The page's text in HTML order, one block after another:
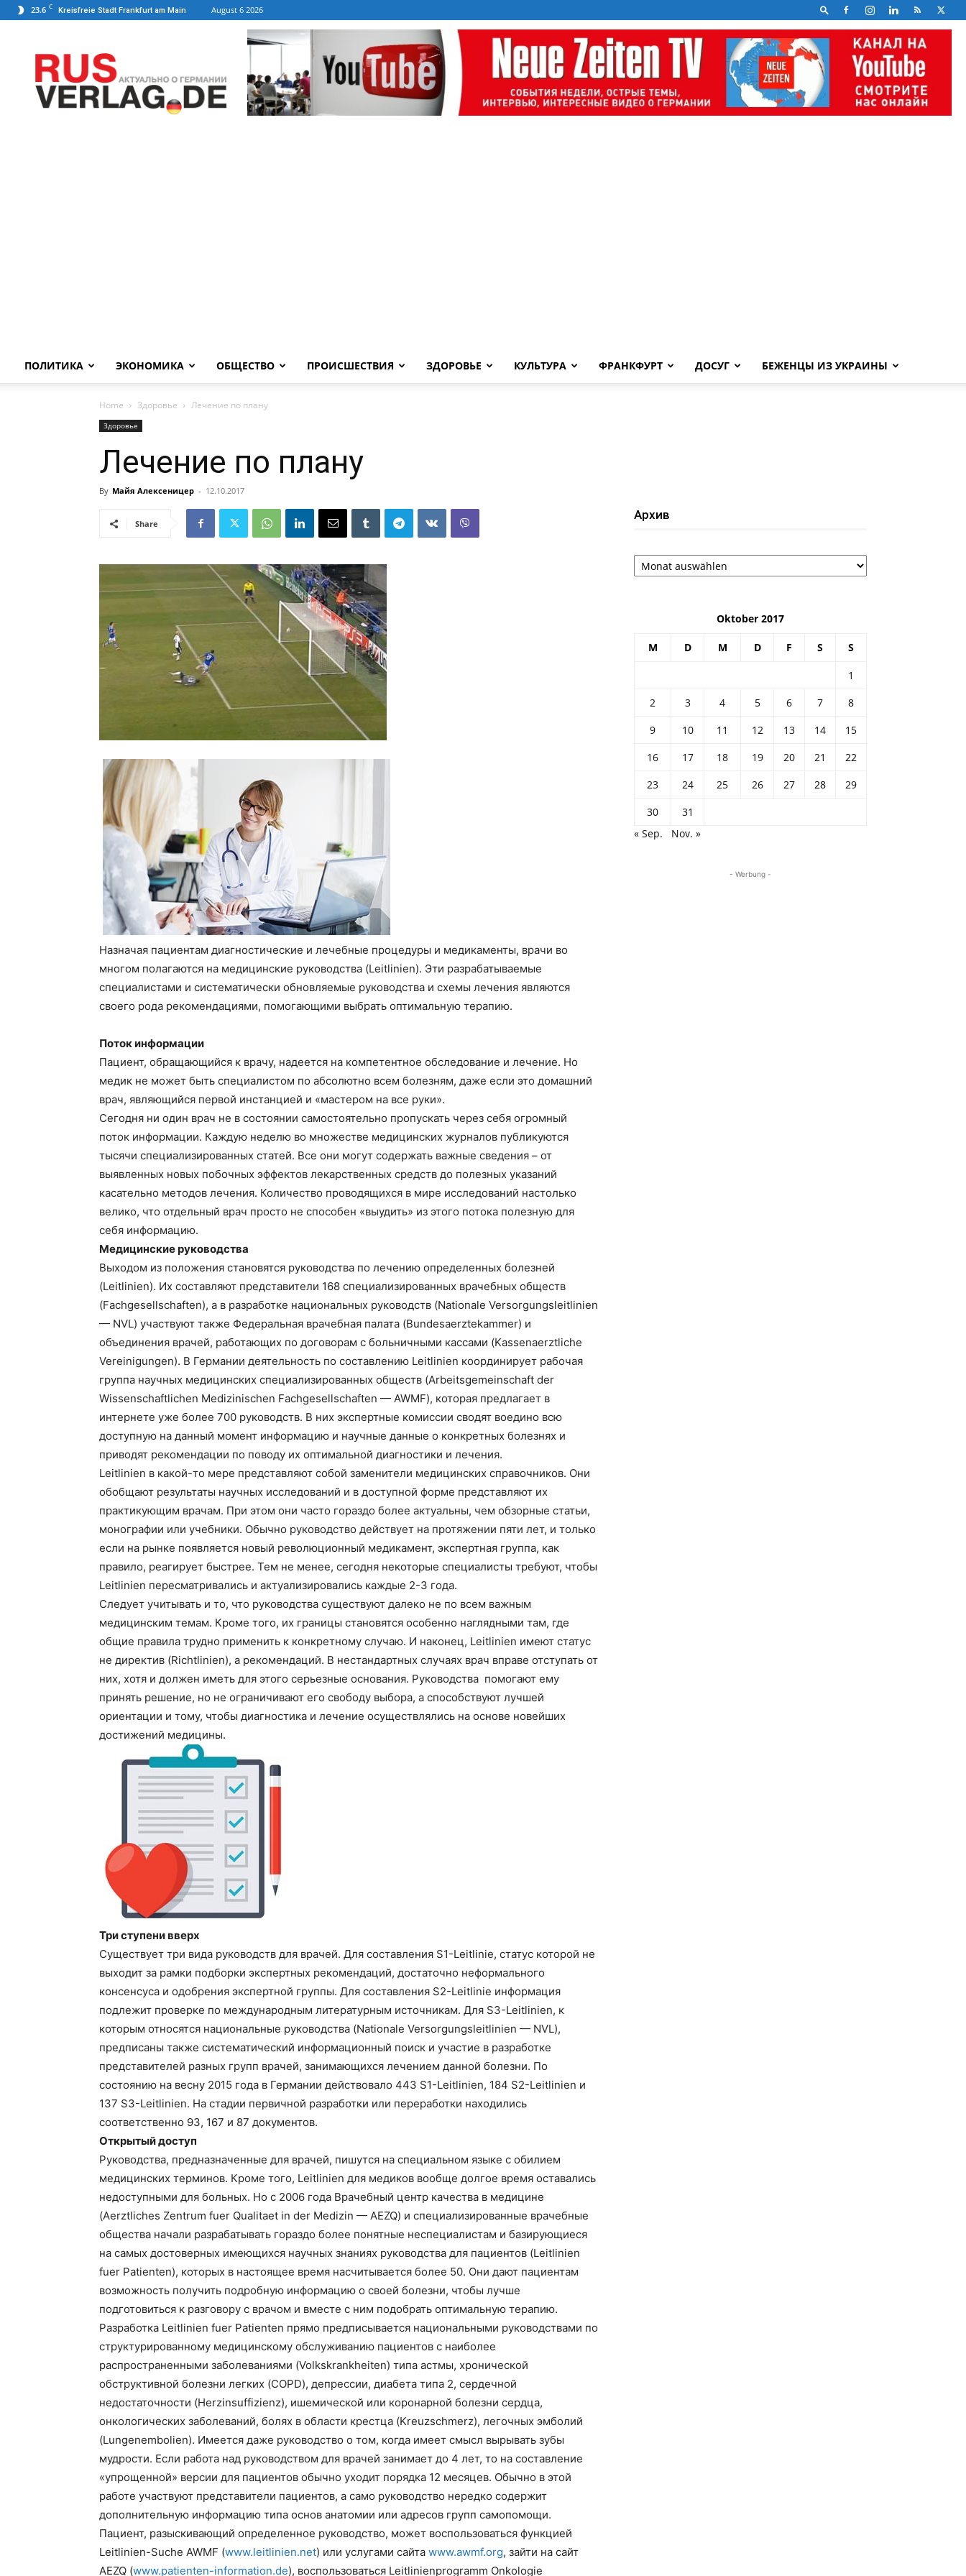
23.6 C Kreisfreie Stadt Frankfurt am Main August 6 2026
ПОЛИТИКА ЭКОНОМИКА ОБЩЕСТВО ПРОИСШЕСТВИЯ ЗДОРОВЬЕ КУЛЬТУРА ФРАНКФУРТ ДОСУГ БЕЖЕНЦЫ ИЗ УКРАИНЫ
Home Здоровье Лечение по плану
Здоровье
Лечение по плану
By Майя Алексеницер - 12.10.2017
Share
Назначая пациентам диагностические и лечебные процедуры и медикаменты, врачи во
многом полагаются на медицинские руководства (Leitlinien). Эти разрабатываемые
специалистами и систематически обновляемые руководства и схемы лечения являются
своего рода рекомендациями, помогающими выбрать оптимальную терапию.
Поток информации
Пациент, обращающийся к врачу, надеется на компетентное обследование и лечение. Но
медик не может быть специалистом по абсолютно всем болезням, даже если это домашний
врач, являющийся первой инстанцией и «мастером на все руки».
Сегодня ни один врач не в состоянии самостоятельно пропускать через себя огромный
поток информации. Каждую неделю во множестве медицинских журналов публикуются
тысячи специализированных статей. Все они могут содержать важные сведения – от
выявленных новых побочных эффектов лекарственных средств до полезных указаний
касательно методов лечения. Количество проводящихся в мире исследований настолько
велико, что отдельный врач просто не способен «выудить» из этого потока полезную для
себя информацию.
Медицинские руководства
Выходом из положения становятся руководства по лечению определенных болезней
(Leitlinien). Их составляют представители 168 специализированных врачебных обществ
(Fachgesellschaften), а в разработке национальных руководств (Nationale Versorgungsleitlinien
— NVL) участвуют также Федеральная врачебная палата (Bundesaerztekammer) и
объединения врачей, работающих по договорам с больничными кассами (Kassenaerztliche
Vereinigungen). В Германии деятельность по составлению Leitlinien координирует рабочая
группа научных медицинских специализированных обществ (Arbeitsgemeinschaft der
Wissenschaftlichen Medizinischen Fachgesellschaften — AWMF), которая предлагает в
интернете уже более 700 руководств. В них экспертные комиссии сводят воедино всю
доступную на данный момент информацию и научные данные о конкретных болезнях и
приводят рекомендации по поводу их оптимальной диагностики и лечения.
Leitlinien в какой-то мере представляют собой заменители медицинских справочников. Они
обобщают результаты научных исследований и в доступной форме представляют их
практикующим врачам. При этом они часто гораздо более актуальны, чем обзорные статьи,
монографии или учебники. Обычно руководство действует на протяжении пяти лет, и только
если на рынке появляется новый революционный медикамент, экспертная группа, как
правило, реагирует быстрее. Тем не менее, сегодня некоторые специалисты требуют, чтобы
Leitlinien пересматривались и актуализировались каждые 2-3 года.
Следует учитывать и то, что руководства существуют далеко не по всем важным
медицинским темам. Кроме того, их границы становятся особенно наглядными там, где
общие правила трудно применить к конкретному случаю. И наконец, Leitlinien имеют статус
не директив (Richtlinien), а рекомендаций. В нестандартных случаях врач вправе отступать от
них, хотя и должен иметь для этого серьезные основания. Руководства помогают ему
принять решение, но не ограничивают его свободу выбора, а способствуют лучшей
ориентации и тому, чтобы диагностика и лечение осуществлялись на основе новейших
достижений медицины.
Три ступени вверх
Существует три вида руководств для врачей. Для составления S1-Leitlinie, статус которой не
выходит за рамки подборки экспертных рекомендаций, достаточно неформального
консенсуса и одобрения экспертной группы. Для составления S2-Leitlinie информация
подлежит проверке по международным литературным источникам. Для S3-Leitlinien, к
которым относятся национальные руководства (Nationale Versorgungsleitlinien — NVL),
предписаны также систематический информационный поиск и участие в разработке
представителей разных групп врачей, занимающихся лечением данной болезни. По
состоянию на весну 2015 года в Германии действовало 443 S1-Leitlinien, 184 S2-Leitlinien и
137 S3-Leitlinien. На стадии первичной разработки или переработки находились
соответственно 93, 167 и 87 документов.
Открытый доступ
Руководства, предназначенные для врачей, пишутся на специальном языке с обилием
медицинских терминов. Кроме того, Leitlinien для медиков вообще долгое время оставались
недоступными для больных. Но с 2006 года Врачебный центр качества в медицине
(Aerztliches Zentrum fuer Qualitaet in der Medizin — AEZQ) и специализированные врачебные
общества начали разрабатывать гораздо более понятные неспециалистам и базирующиеся
на самых достоверных имеющихся научных знаниях руководства для пациентов (Leitlinien
fuer Patienten), которых в настоящее время насчитывается более 50. Они дают пациентам
возможность получить подробную информацию о своей болезни, чтобы лучше
подготовиться к разговору с врачом и вместе с ним подобрать оптимальную терапию.
Разработка Leitlinien fuer Patienten прямо предписывается национальными руководствами по
структурированному медицинскому обслуживанию пациентов с наиболее
распространенными заболеваниями (Volkskrankheiten) типа астмы, хронической
обструктивной болезни легких (COPD), депрессии, диабета типа 2, сердечной
недостаточности (Herzinsuffizienz), ишемической или коронарной болезни сердца,
онкологических заболеваний, болях в области крестца (Kreuzschmerz), легочных эмболий
(Lungenembolien). Имеется даже руководство о том, когда имеет смысл вырывать зубы
мудрости. Если работа над руководством для врачей занимает до 4 лет, то на составление
«упрощенной» версии для пациентов обычно уходит порядка 12 месяцев. Обычно в этой
работе участвуют представители пациентов, а само руководство нередко содержит
дополнительную информацию типа основ анатомии или адресов групп самопомощи.
Пациент, разыскивающий определенное руководство, может воспользоваться функцией
Leitlinien-Suche AWMF (www.leitlinien.net) или услугами сайта www.awmf.org, зайти на сайт
AEZQ (www.patienten-information.de), воспользоваться Leitlinienprogramm Onkologie
Архив
Архив
Oktober 2017
M D M D F S S
1
2
3 4 5 6 7
8
9
10 11 12 13 14
15
16
17 18 19 20 21
22
23
24 25 26 27 28
29
30
31
« Sep.
Nov. »
- Werbung -